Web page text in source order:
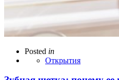
Posted in
Открытия